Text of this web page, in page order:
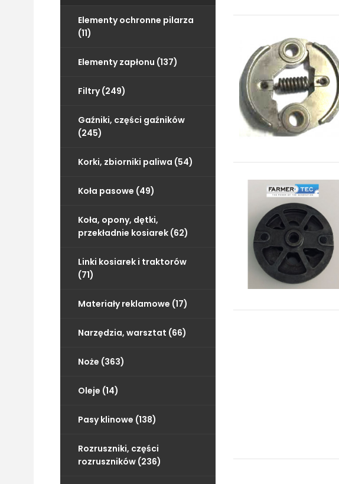
Elementy ochronne pilarza
(11)
Elementy zapłonu (137)
Filtry (249)
Gaźniki, części gaźników
(245)
Korki, zbiorniki paliwa (54)
Koła pasowe (49)
Koła, opony, dętki,
przekładnie kosiarek (62)
Linki kosiarek i traktorów
(71)
Materiały reklamowe (17)
Narzędzia, warsztat (66)
Noże (363)
Oleje (14)
Pasy klinowe (138)
Rozruszniki, części
rozruszników (236)